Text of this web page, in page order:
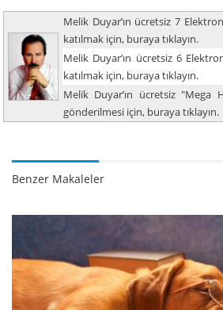
Melik Duyar’ın ücretsiz 7
katılmak için, buraya tıklayın.
Melik Duyar’ın ücretsiz 6
katılmak için, buraya tıklayın.
Melik Duyar’ın ücretsiz "Mega
gönderilmesi için, buraya tıklayın.
Benzer Makaleler